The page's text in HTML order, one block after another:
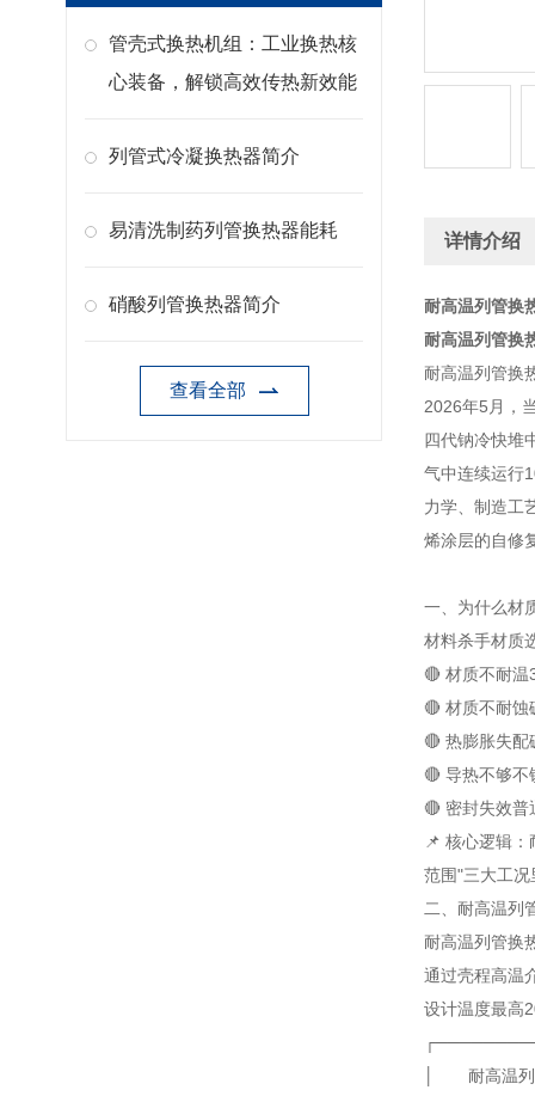
管壳式换热机组：工业换热核
心装备，解锁高效传热新效能
列管式冷凝换热器简介
易清洗制药列管换热器能耗
硝酸列管换热器简介
查看全部
详情介绍
耐高温列管换
耐高温列管换
耐高温列管换
2026年5月，
四代钠冷快堆
气中连续运行
力学、制造工
烯涂层的自修
一、为什么材
材料杀手材质
🔴 材质不耐温
🔴 材质不耐蚀
🔴 热膨胀失配
🔴 导热不够不
🔴 密封失效普
📌 核心逻辑
范围"三大工
二、耐高温
耐高温列管换
通过壳程高温
设计温度最高
│ 耐高温